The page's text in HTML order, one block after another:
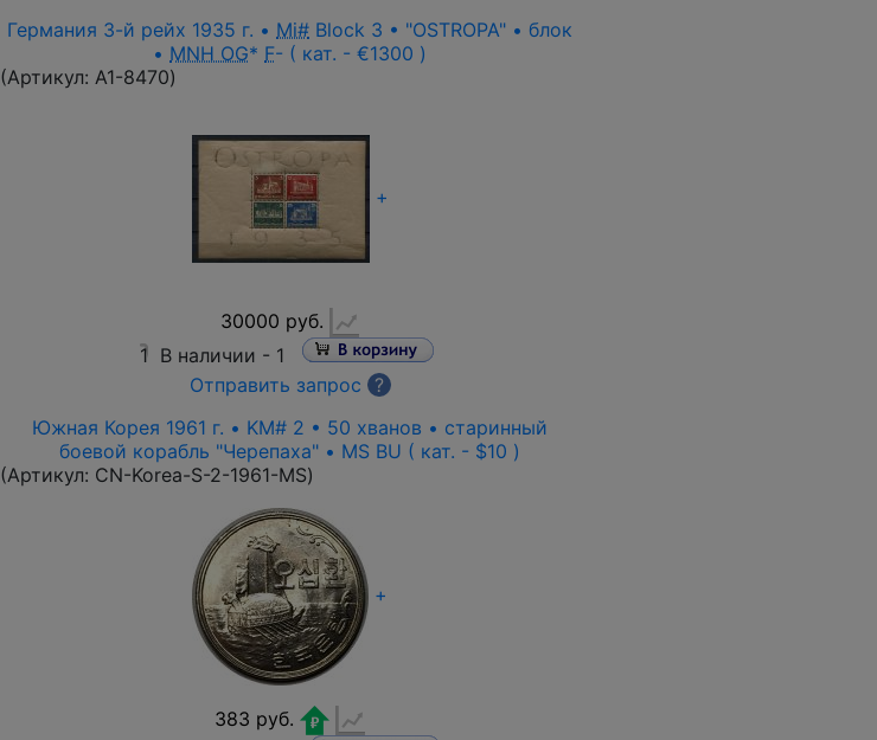
Германия 3-й рейх 1935 г. • Mi# Block 3 • "OSTROPA" • блок
• MNH OG* F- ( кат. - €1300 )
(Артикул: A1-8470)
+
30000 руб.
1 В наличии - 1
Отправить запрос
?
Южная Корея 1961 г. • KM# 2 • 50 хванов • старинный
боевой корабль "Черепаха" • MS BU ( кат. - $10 )
(Артикул: CN-Korea-S-2-1961-MS)
+
383 руб.